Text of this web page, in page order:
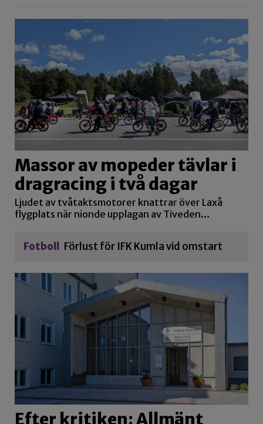
Massor av mopeder tävlar i
dragracing i två dagar
Ljudet av tvåtaktsmotorer knattrar över Laxå
flygplats när nionde upplagan av Tiveden…
Fotboll Förlust för IFK Kumla vid omstart
Efter kritiken: Allmänt